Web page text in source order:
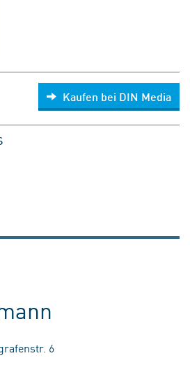
Kaufen bei DIN Media
6